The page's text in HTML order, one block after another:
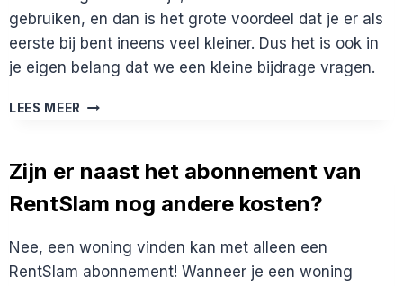
gebruiken, en dan is het grote voordeel dat je er als
eerste bij bent ineens veel kleiner. Dus het is ook in
je eigen belang dat we een kleine bijdrage vragen.
LEES MEER WAAROM
GRATIS?
Zijn er naast het abonnement van
RentSlam nog andere kosten?
Nee, een woning vinden kan met alleen een
RentSlam abonnement! Wanneer je een woning